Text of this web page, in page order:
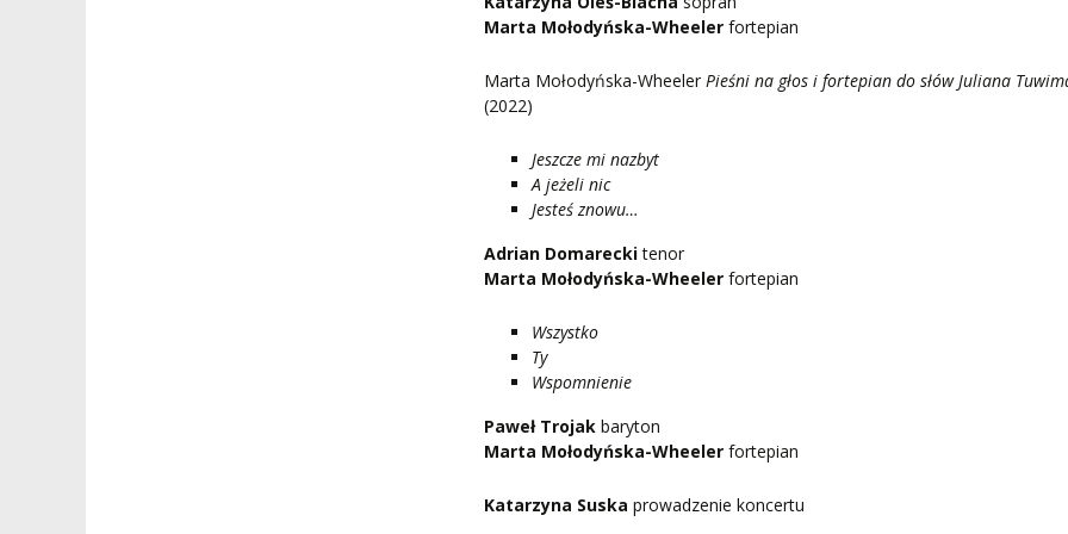
Marta Mołodyńska-Wheeler fortepian
Marta Mołodyńska-WheelerPieśni na głos i fortepian do słów Juliana
(2022)
Jeszcze mi nazbyt
A jeżeli nic
Jesteś znowu…
Adrian Domareckitenor
Marta Mołodyńska-Wheeler fortepian
Wszystko
Ty
Wspomnienie
Paweł Trojak baryton
Marta Mołodyńska-Wheeler fortepian
Katarzyna Suska prowadzenie koncertu